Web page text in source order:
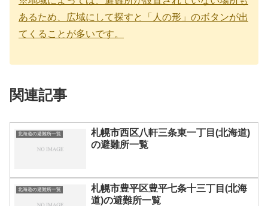
あるため、広域にして探すと「人の形」のボタンが出
てくることが多いです。
関連記事
北海道の避難所一覧
札幌市西区八軒三条東一丁目(北海道)
の避難所一覧
北海道の避難所一覧
札幌市豊平区豊平七条十三丁目(北海
道)の避難所一覧